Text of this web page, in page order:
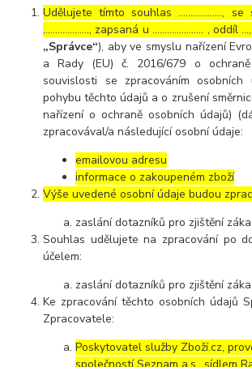
Udělujete tímto souhlas ……………..., se
………………., zapsaná u ………………… , oddíl …,
„Správce“), aby ve smyslu nařízení
a Rady (EU) č. 2016/679 o
souvislosti se zpracováním
pohybu těchto údajů a o zrušení
nařízení o ochraně osobních údajů)
zpracovával/a následující osobní údaje:
emailovou adresu
informace o zakoupeném zboží
Výše uvedené osobní údaje budou
zaslání dotazníků pro zjištění
Souhlas udělujete na zpracování po
účelem:
zaslání dotazníků pro zjištění
Ke zpracování těchto osobních údajů
Zpracovatele:
Poskytovatel služby Zboží.cz,